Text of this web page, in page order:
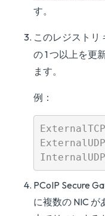
す。
このレジストリ
の 1 つ以上を更
ます。
例：
PCoIP Secure
に複数の NIC